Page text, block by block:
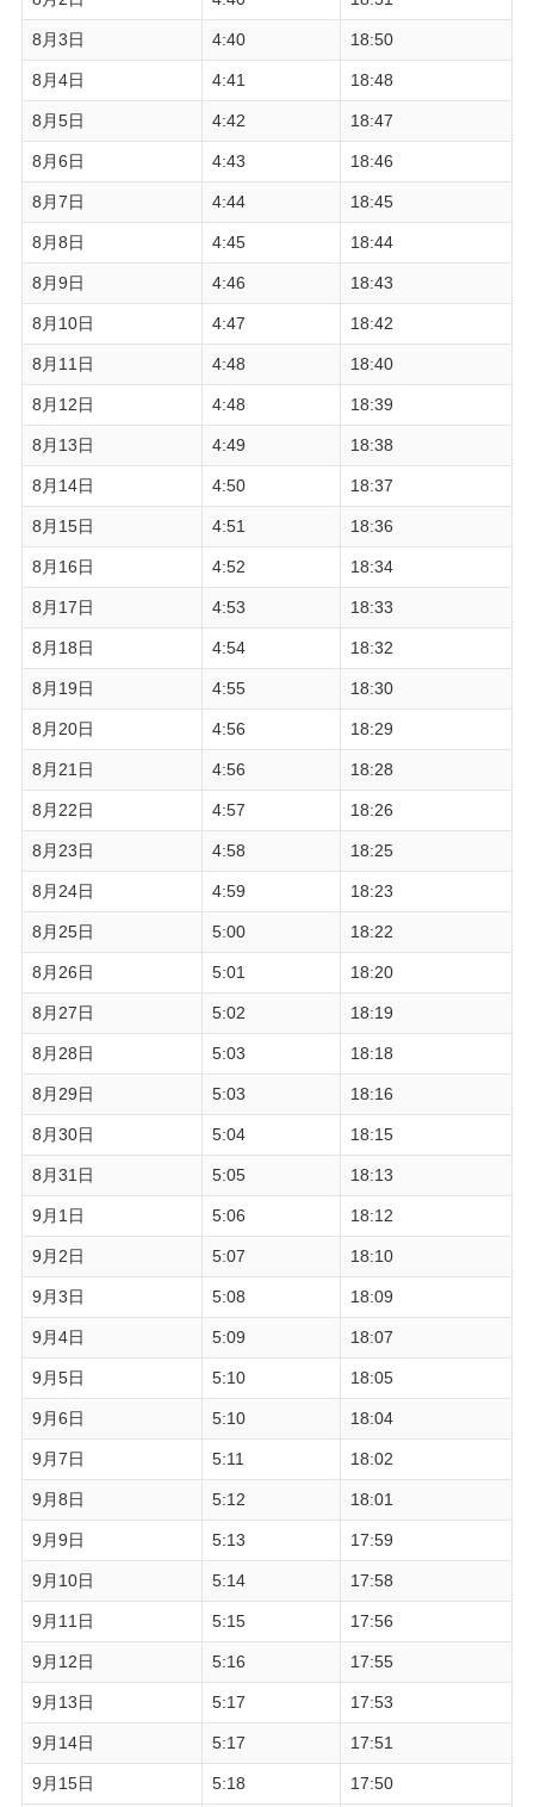
8月3日 4:40 18:50
8月4日 4:41 18:48
8月5日 4:42 18:47
8月6日 4:43 18:46
8月7日 4:44 18:45
8月8日 4:45 18:44
8月9日 4:46 18:43
8月10日 4:47 18:42
8月11日 4:48 18:40
8月12日 4:48 18:39
8月13日 4:49 18:38
8月14日 4:50 18:37
8月15日 4:51 18:36
8月16日 4:52 18:34
8月17日 4:53 18:33
8月18日 4:54 18:32
8月19日 4:55 18:30
8月20日 4:56 18:29
8月21日 4:56 18:28
8月22日 4:57 18:26
8月23日 4:58 18:25
8月24日 4:59 18:23
8月25日 5:00 18:22
8月26日 5:01 18:20
8月27日 5:02 18:19
8月28日 5:03 18:18
8月29日 5:03 18:16
8月30日 5:04 18:15
8月31日 5:05 18:13
9月1日 5:06 18:12
9月2日 5:07 18:10
9月3日 5:08 18:09
9月4日 5:09 18:07
9月5日 5:10 18:05
9月6日 5:10 18:04
9月7日 5:11 18:02
9月8日 5:12 18:01
9月9日 5:13 17:59
9月10日 5:14 17:58
9月11日 5:15 17:56
9月12日 5:16 17:55
9月13日 5:17 17:53
9月14日 5:17 17:51
9月15日 5:18 17:50